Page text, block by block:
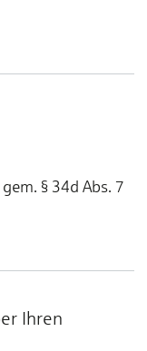
§ 34d Abs. 7
Ihren